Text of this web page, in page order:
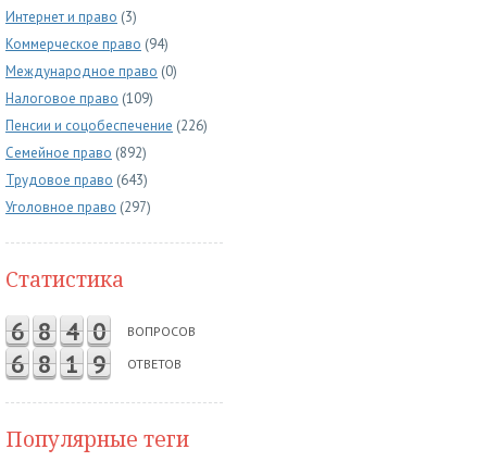
Интернет и право (3)
Коммерческое право (94)
Международное право (0)
Налоговое право (109)
Пенсии и соцобеспечение (226)
Семейное право (892)
Трудовое право (643)
Уголовное право (297)
Статистика
6 8 4 0 ВОПРОСОВ
6 8 1 9 ОТВЕТОВ
Популярные теги